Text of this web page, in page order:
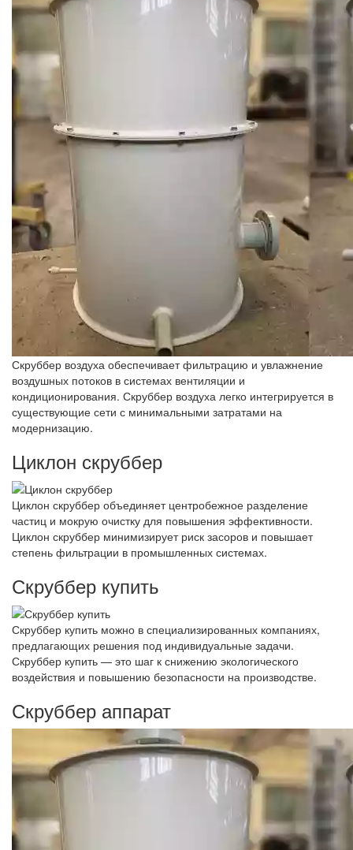
Скруббер воздуха обеспечивает фильтрацию и увлажнение
воздушных потоков в системах вентиляции и
кондиционирования. Скруббер воздуха легко интегрируется в
существующие сети с минимальными затратами на
модернизацию.
Циклон скруббер
Циклон скруббер объединяет центробежное разделение
частиц и мокрую очистку для повышения эффективности.
Циклон скруббер минимизирует риск засоров и повышает
степень фильтрации в промышленных системах.
Скруббер купить
Скруббер купить можно в специализированных компаниях,
предлагающих решения под индивидуальные задачи.
Скруббер купить — это шаг к снижению экологического
воздействия и повышению безопасности на производстве.
Скруббер аппарат